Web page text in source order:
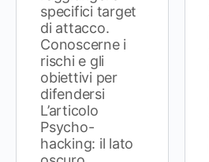
specifici target
di attacco.
Conoscerne i
rischi e gli
obiettivi per
difendersi
L’articolo
Psycho-
hacking: il lato